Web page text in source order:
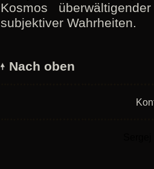
Kosmos
subjektiver Wahrheiten.
Nach oben